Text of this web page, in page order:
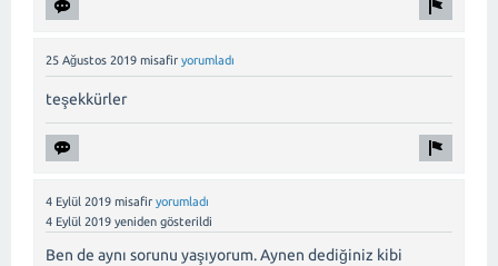
25 Ağustos 2019 misafir yorumladı
teşekkürler
4 Eylül 2019 misafir yorumladı
4 Eylül 2019 yeniden gösterildi
Ben de aynı sorunu yaşıyorum. Aynen dediğiniz kibi